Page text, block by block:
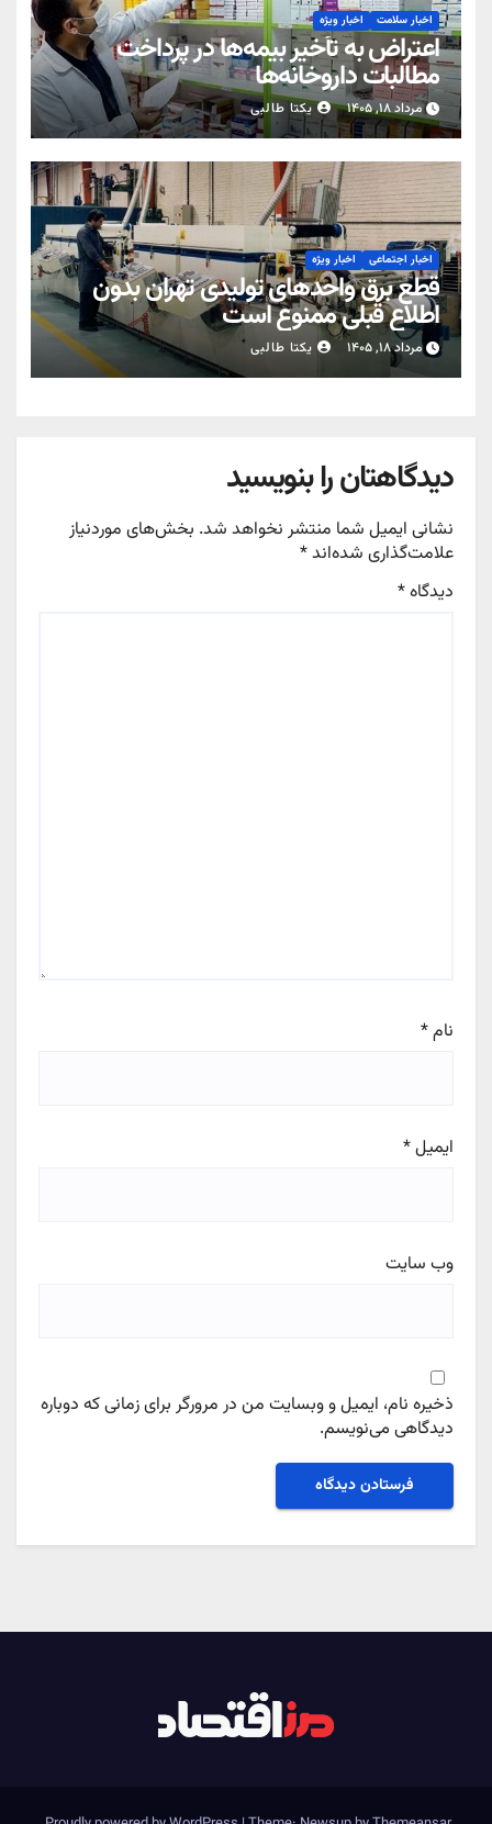
اخبار سلامت اخبار ویژه
اعتراض به تأخیر بیمه‌ها در پرداخت
مطالبات داروخانه‌ها
مرداد ۱۸, ۱۴۰۵ یکتا طالبی
اخبار اجتماعی اخبار ویژه
قطع برق واحدهای تولیدی تهران بدون
اطلاع قبلی ممنوع است
مرداد ۱۸, ۱۴۰۵ یکتا طالبی
دیدگاهتان را بنویسید
نشانی ایمیل شما منتشر نخواهد شد. بخش‌های موردنیاز
علامت‌گذاری شده‌اند*
دیدگاه*
نام*
ایمیل*
وب‌ سایت
ذخیره نام، ایمیل و وبسایت من در مرورگر برای زمانی که دوباره
دیدگاهی می‌نویسم.